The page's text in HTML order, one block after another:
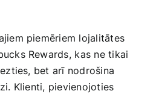
piemēriem lojalitātes
Rewards, ⁣kas ne tikai
bet arī nodrošina
Klienti, pievienojoties